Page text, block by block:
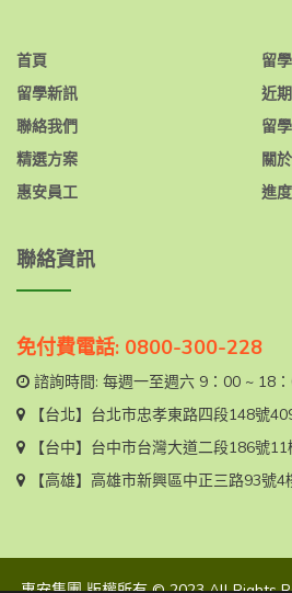
首頁
留學新訊
聯絡我們
精選方案
惠安員工
留
近
留
關
進
聯絡資訊
免付費電話: 0800-300-228
諮詢時間: 每週一至週六 9：00 ~ 18
【台北】 台北市忠孝東路四段148號
【台中】 台中市台灣大道二段186號11
【高雄】 高雄市新興區中正三路93號4